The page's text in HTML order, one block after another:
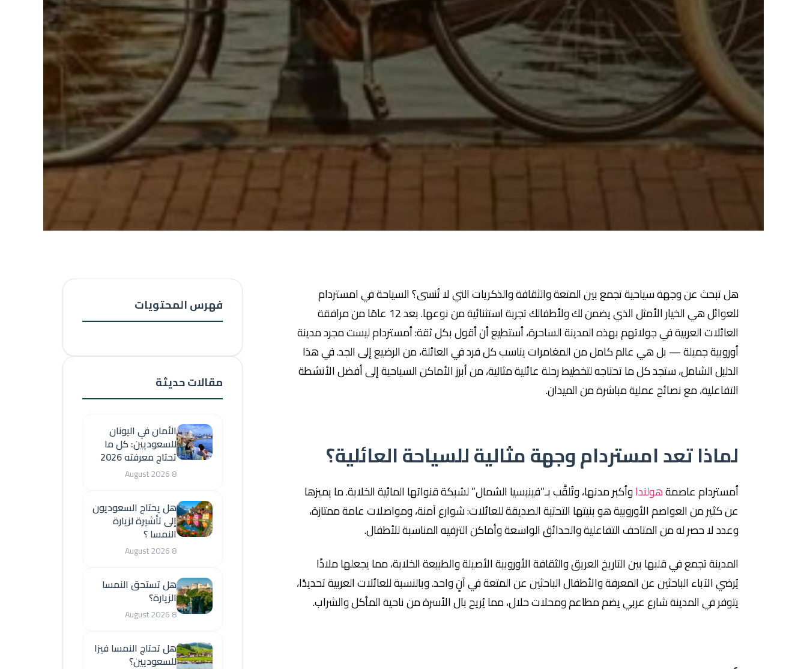
هل تبحث عن وجهة سياحية تجمع بين المتعة والثقافة والذكريات التي لا تُنسى؟ السياحة في امستردام
للعوائل هي الخيار الأمثل الذي يضمن لك ولأطفالك تجربة استثنائية من نوعها. بعد 12 عامًا من مرافقة
العائلات العربية في جولاتهم بهذه المدينة الساحرة، أستطيع أن أقول بكل ثقة: أمستردام ليست مجرد مدينة
أوروبية جميلة — بل هي عالم كامل من المغامرات يناسب كل فرد في العائلة، من الرضيع إلى الجد. في هذا
الدليل الشامل، ستجد كل ما تحتاجه لتخطيط رحلة عائلية مثالية، من أبرز الأماكن السياحية إلى أفضل الأنشطة
التفاعلية، مع نصائح عملية مباشرة من الميدان.
لماذا تعد امستردام وجهة مثالية للسياحة العائلية؟
أمستردام عاصمةهولنداوأكبر مدنها، وتُلقَّب بـ”فينيسيا الشمال” لشبكة قنواتها المائية الخلابة. ما يميزها
عن كثير من العواصم الأوروبية هو بنيتها التحتية الصديقة للعائلات: شوارع آمنة، ومواصلات عامة ممتازة،
وعدد لا حصر له من المتاحف التفاعلية والحدائق الواسعة وأماكن الترفيه المناسبة للأطفال.
المدينة تجمع في قلبها بين التاريخ العريق والثقافة الأوروبية الأصيلة والطبيعة الخلابة، مما يجعلها ملاذًا
يُرضي الآباء الباحثين عن المعرفة والأطفال الباحثين عن المتعة في آنٍ واحد. وبالنسبة للعائلات العربية تحديدًا،
يتوفر في المدينة شارع عربي يضم مطاعم ومحلات حلال، مما يُريح بال الأسرة من ناحية المأكل والشراب.
فهرس المحتويات
مقالات حديثة
الأمان في اليونان
للسعوديين: كل ما
تحتاج معرفته 2026
8 August 2026
هل يحتاج السعوديون
إلى تأشيرة لزيارة
النمسا ؟
8 August 2026
هل تستحق النمسا
الزيارة؟
8 August 2026
هل تحتاج النمسا فيزا
للسعوديين؟